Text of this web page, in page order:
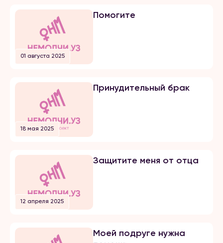
публичной травле, оскорблениям
мне сделал предложение. Мы […]
01 августа 2025
Помогите
18 мая 2025
Принудительный брак
12 апреля 2025
Защитите меня от отца
Моей подруге нужна